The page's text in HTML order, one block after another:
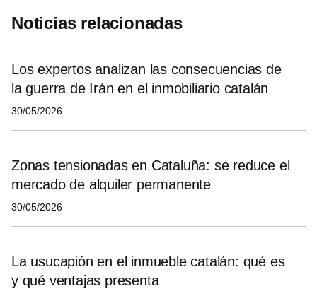
Noticias relacionadas
Los expertos analizan las consecuencias de
la guerra de Irán en el inmobiliario catalán
30/05/2026
Zonas tensionadas en Cataluña: se reduce el
mercado de alquiler permanente
30/05/2026
La usucapión en el inmueble catalán: qué es
y qué ventajas presenta